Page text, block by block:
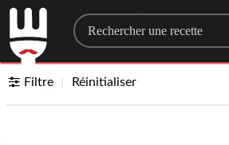
Search for a recipe
Filtre Réinitialiser